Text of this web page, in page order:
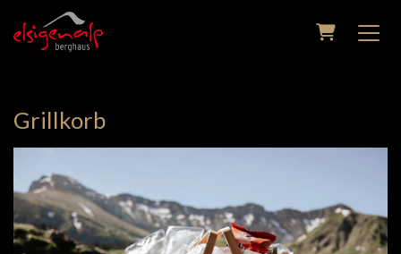
Warenkorb
Grillkorb